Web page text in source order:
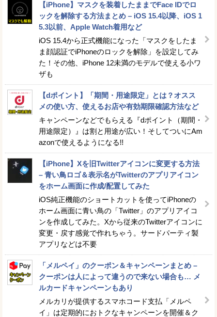
【iPhone】マスクを装着したままでFace IDでロ
ックを解除する方法まとめ – iOS 15.4以降、iOS 1
5.3以前、Apple Watch着用など
iOS 15.4から正式機能になった「マスクをしたま
ま顔認証でiPhoneのロックを解除」を設定してみ
た！その他、iPhone 12未満のモデルで使える小ワ
ザも
【dポイント】「期間・用途限定」とは？オスス
メの使い方、使えるお店や有効期限確認方法など
キャンペーンなどでもらえる『dポイント（期間・
用途限定）』は割と用途が広い！そしてついにAm
azonで使えるようになる!!
【iPhone】Xを旧Twitterアイコンに変更する方法
– 青い鳥ロゴ＆表示名がTwitterのアプリアイコン
をホーム画面に作成/配置してみた
iOS純正機能のショートカットを使ってiPhoneの
ホーム画面に青い鳥の「Twitter」のアプリアイコ
ンを作成してみた。Xから従来のTwitterアイコンに
変更・戻す感覚で作れちゃう。サードパーティ製
アプリなどは不要
「メルペイ」のクーポン＆キャンペーンまとめ –
クーポンは人によって違うので来ない場合も… メ
ルカードキャンペーンもあり
メルカリが提供するスマホコード支払「メルペ
イ」は定期的におトクなキャンペーンを開催＆ク